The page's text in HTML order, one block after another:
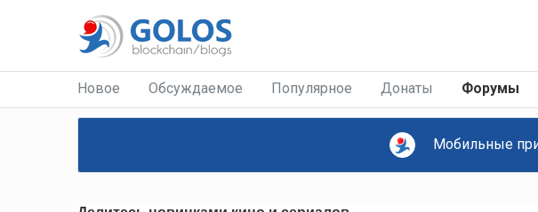
Новое Обсуждаемое Популярное Донаты Форумы
Мобильные